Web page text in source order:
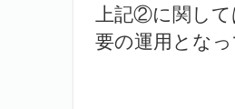
上記②に関し
要の運用となっ